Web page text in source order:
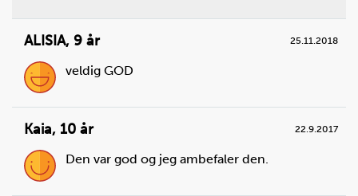
Steg3
Knekk egg i en bolle.
Du trenger
egg:2stk.
ALISIA, 9 år 25.11.2018
veldig GOD
Kaia, 10 år 22.9.2017
Den var god og jeg ambefaler den.